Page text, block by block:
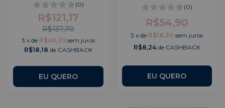
(0)
R$121,17
R$137,70
3 x de R$40,39 sem juros
R$18,18 de CASHBACK
EU QUERO
(0)
R$54,90
3 xde R$18,30 sem juros
R$8,24de CASHBACK
EU QUERO